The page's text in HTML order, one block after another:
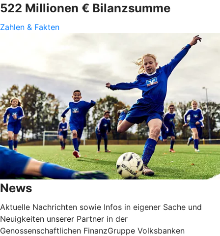
522 Millionen € Bilanzsumme
Zahlen & Fakten
News
Aktuelle Nachrichten sowie Infos in eigener Sache und
Neuigkeiten unserer Partner in der
Genossenschaftlichen FinanzGruppe Volksbanken